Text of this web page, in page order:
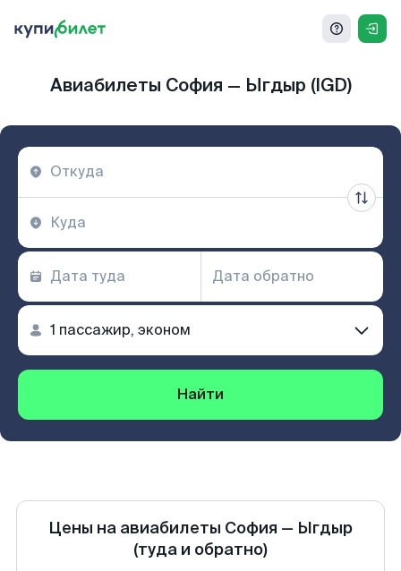
Авиабилеты София — Ыгдыр (IGD)
Найти
Цены на авиабилеты София — Ыгдыр
(туда и обратно)